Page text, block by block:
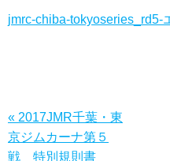
jmrc-chiba-tokyoseries_rd5-
« 2017JMR千葉・東
京ジムカーナ第５
戦 特別規則書